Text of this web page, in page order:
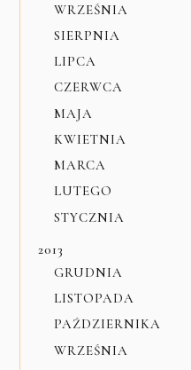
WRZEŚNIA
SIERPNIA
LIPCA
CZERWCA
MAJA
KWIETNIA
MARCA
LUTEGO
STYCZNIA
2013
GRUDNIA
LISTOPADA
PAŹDZIERNIKA
WRZEŚNIA